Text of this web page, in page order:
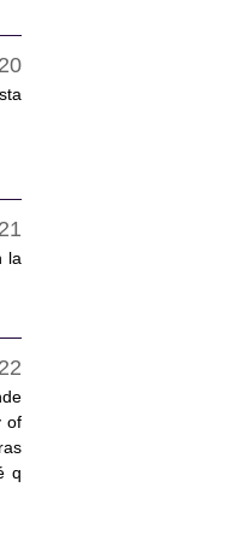
la
of
q